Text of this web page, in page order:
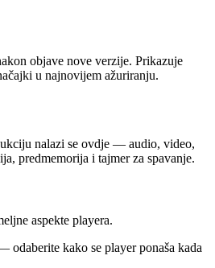
objave nove verzije. Prikazuje
u najnovijem ažuriranju.
nalazi se ovdje — audio, video,
predmemorija i tajmer za spavanje.
aspekte playera.
odaberite kako se player ponaša kada